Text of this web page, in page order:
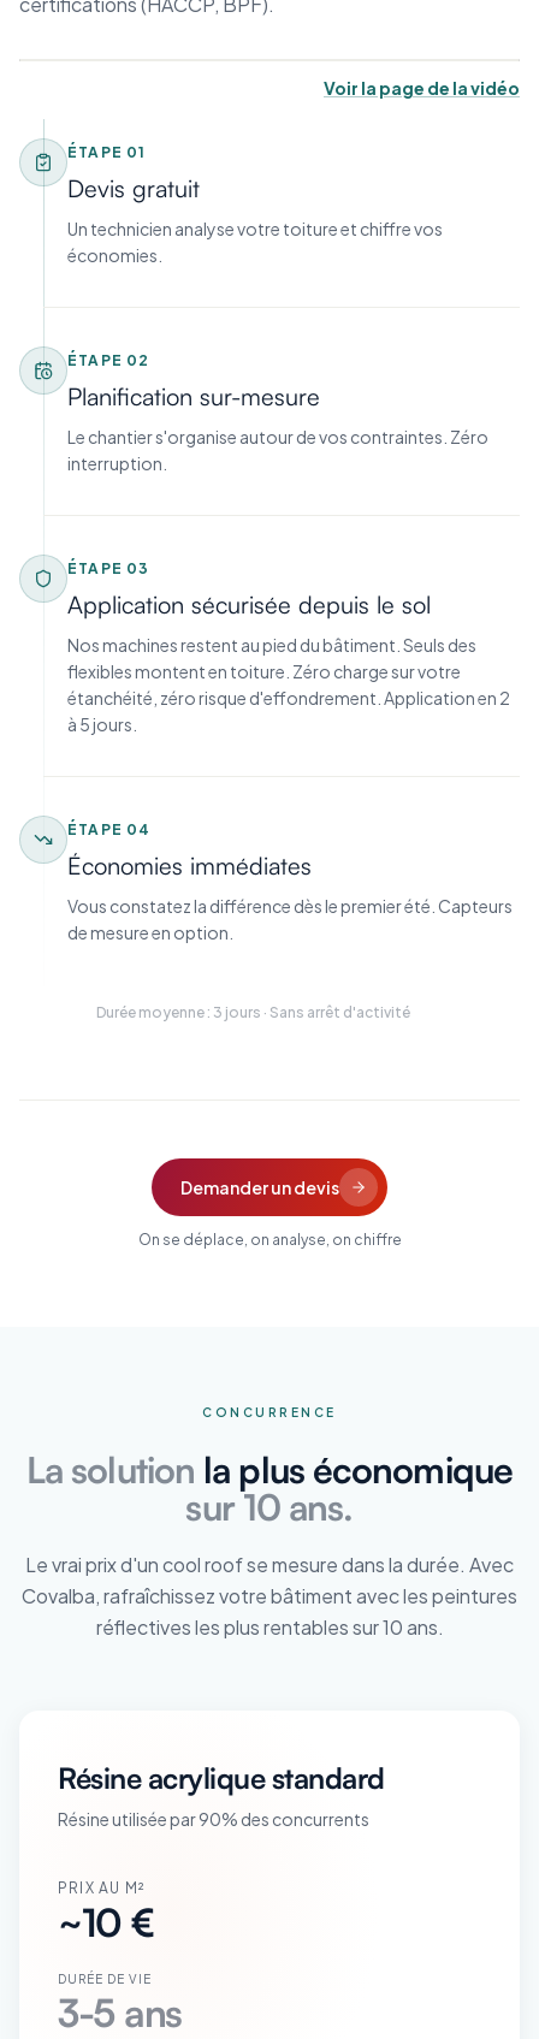
Voir la page de la vidéo
ÉTAPE 01
Devis gratuit
Un technicien analyse votre toiture et chiffre vos
économies.
ÉTAPE 02
Planification sur-mesure
Le chantier s'organise autour de vos contraintes. Zéro
interruption.
ÉTAPE 03
Application sécurisée depuis le sol
Nos machines restent au pied du bâtiment. Seuls des
flexibles montent en toiture. Zéro charge sur votre
étanchéité, zéro risque d'effondrement. Application en 2
à 5 jours.
ÉTAPE 04
Économies immédiates
Vous constatez la différence dès le premier été. Capteurs
de mesure en option.
Durée moyenne : 3 jours · Sans arrêt d'activité
Demander un devis
On se déplace, on analyse, on chiffre
CONCURRENCE
La solution la plus économique
sur 10 ans.
Le vrai prix d'un cool roof se mesure dans la durée. Avec
Covalba, rafraîchissez votre bâtiment avec les peintures
réflectives les plus rentables sur 10 ans.
Résine acrylique standard
Résine utilisée par 90% des concurrents
PRIX AU M²
~10 €
DURÉE DE VIE
3-5 ans